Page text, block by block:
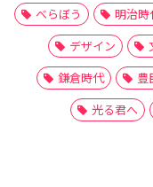
べらぼう
明治時
デザイン
鎌倉時代
豊
光る君へ